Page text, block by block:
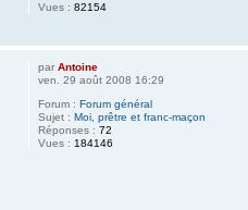
Vues :82154
parAntoine
ven. 29 août 2008 16:29
Forum :Forum général
Sujet :Moi, prêtre et franc-maçon
Réponses :72
Vues : 184146